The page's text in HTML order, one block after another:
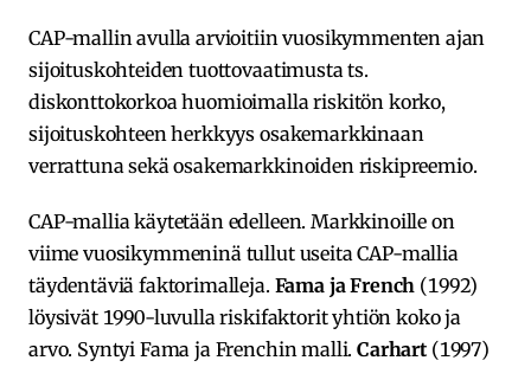
CAP-mallin avulla arvioitiin vuosikymmenten ajan
sijoituskohteiden tuottovaatimusta ts.
diskonttokorkoa huomioimalla riskitön korko,
sijoituskohteen herkkyys osakemarkkinaan
verrattuna sekä osakemarkkinoiden riskipreemio.
CAP-mallia käytetään edelleen. Markkinoille on
viime vuosikymmeninä tullut useita CAP-mallia
täydentäviä faktorimalleja. Fama ja French (1992)
löysivät 1990-luvulla riskifaktorit yhtiön koko ja
arvo. Syntyi Fama ja Frenchin malli.Carhart(1997)